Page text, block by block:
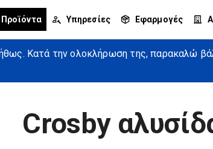
Προϊόντα Υπηρεσίες Εφαρμογές
Κατά την ολοκλήρωση της, παρακαλώ
Crosby